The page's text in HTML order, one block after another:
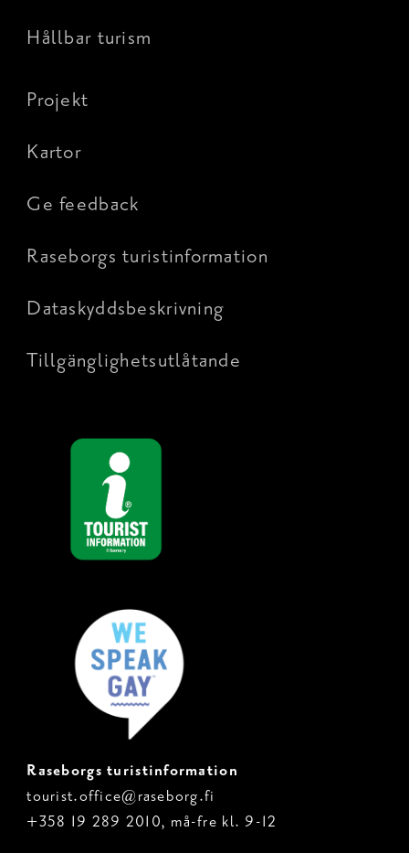
Hållbar turism
Projekt
Kartor
Ge feedback
Raseborgs turistinformation
Dataskyddsbeskrivning
Tillgänglighetsutlåtande
Raseborgs turistinformation
tourist.office@raseborg.fi
+358 19 289 2010, må-fre kl. 9-12